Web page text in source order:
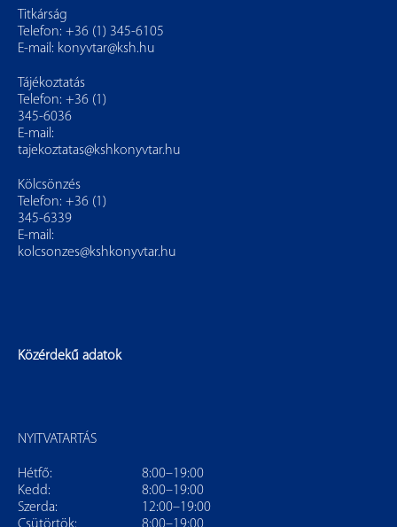
Titkárság
Telefon: +36 (1) 345-6105
E-mail: konyvtar@ksh.hu
Tájékoztatás
Telefon: +36 (1)
345-6036
E-mail:
tajekoztatas@kshkonyvtar.hu
Kölcsönzés
Telefon: +36 (1)
345-6339
E-mail:
kolcsonzes@kshkonyvtar.hu
Közérdekű adatok
NYITVATARTÁS
Hétfő:
8:00–19:00
Kedd:
8:00–19:00
Szerda:
12:00–19:00